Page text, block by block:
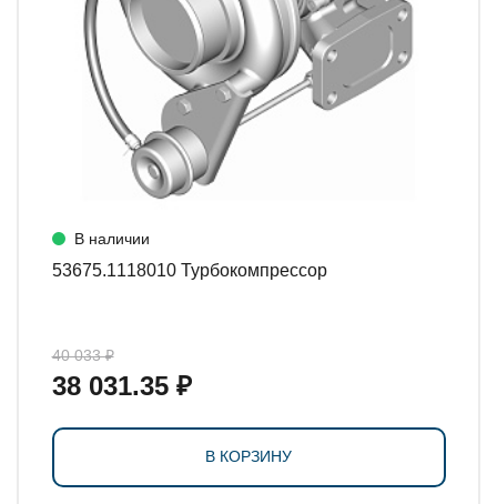
В наличии
53675.1118010 Турбокомпрессор
40 033 ₽
38 031.35 ₽
В КОРЗИНУ